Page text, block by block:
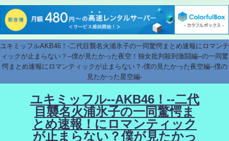
ユキミッフルAKB46！-二代目襲名火浦氷子の一同驚愕まとめ速報にロマンテ
ィックが止まらない？--僕が見たかった夜空！独女批判殺到激闘編--の一同驚
愕まとめ速報にロマンティックが止まらない？-僕の見たかった夜空編--僕の
見たかった星空編-
ユキミッフル--AKB46！--二代
目襲名火浦氷子の一同驚愕ま
とめ速報！にロマンティック
が止まらない？僕が見たかっ